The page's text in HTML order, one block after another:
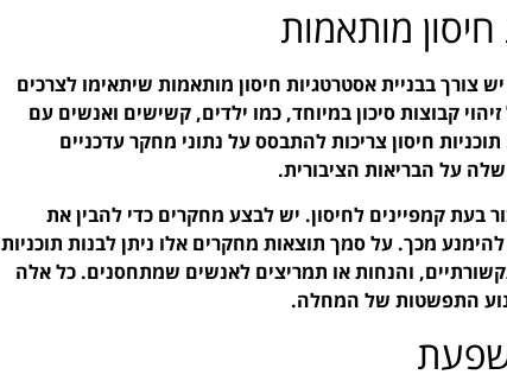
מותאמות
בבניית אסטרטגיות חיסון מותאמות שיתאימו לצרכים
קבוצות סיכון במיוחד, כמו ילדים, קשישים ואנשים עם
חיסון צריכות להתבסס על נתוני מחקר עדכניים
על הבריאות הציבורית.
בעת קמפיינים לחיסון. יש לבצע מחקרים כדי להבין את
מכך. על סמך תוצאות מחקרים אלו ניתן לבנות תוכניות
תקשורתיים, והנחות או תמריצים לאנשים שמתחסנים. כל אלה
התפשטות של המחלה.